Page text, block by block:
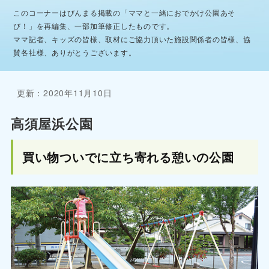
このコーナーはびんまる掲載の「ママと一緒におでかけ公園あそ
び！」を再編集、一部加筆修正したものです。
ママ記者、キッズの皆様、取材にご協力頂いた施設関係者の皆様、協
賛各社様、ありがとうございます。
更新：2020年11月10日
高須屋浜公園
買い物ついでに立ち寄れる憩いの公園